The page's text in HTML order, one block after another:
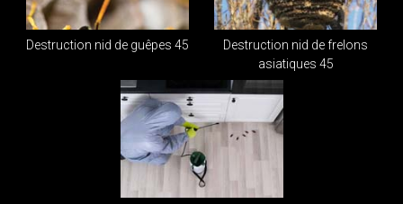
Destruction nid de guêpes 45
Destruction nid de frelons
asiatiques 45